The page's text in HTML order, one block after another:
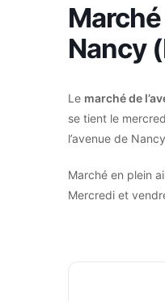
Nancy
Le marché de
se tient le
l’avenue de
Marché en plein
Mercredi et